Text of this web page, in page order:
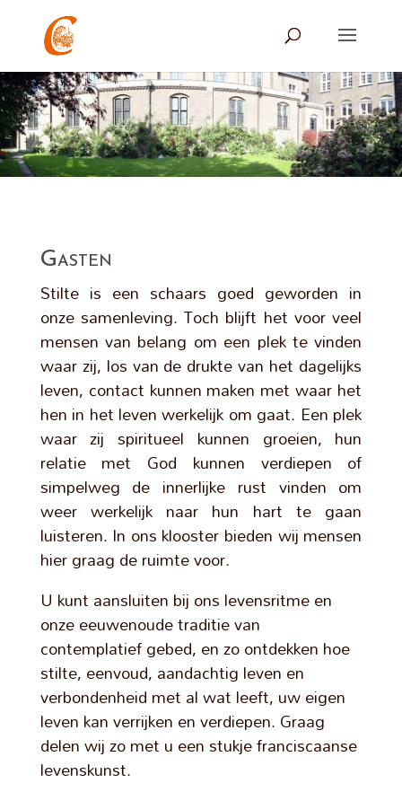
Gasten
Stilte is een schaars goed geworden in
onze samenleving. Toch blijft het voor veel
mensen van belang om een plek te vinden
waar zij, los van de drukte van het dagelijks
leven, contact kunnen maken met waar het
hen in het leven werkelijk om gaat. Een plek
waar zij spiritueel kunnen groeien, hun
relatie met God kunnen verdiepen of
simpelweg de innerlijke rust vinden om
weer werkelijk naar hun hart te gaan
luisteren. In ons klooster bieden wij mensen
hier graag de ruimte voor.
U kunt aansluiten bij ons levensritme en
onze eeuwenoude traditie van
contemplatief gebed, en zo ontdekken hoe
stilte, eenvoud, aandachtig leven en
verbondenheid met al wat leeft, uw eigen
leven kan verrijken en verdiepen. Graag
delen wij zo met u een stukje franciscaanse
levenskunst.